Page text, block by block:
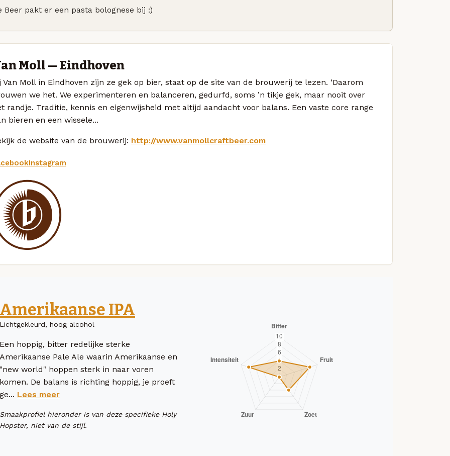
Beer pakt er een pasta bolognese bij :)
Moll — Eindhoven
Van Moll in Eindhoven zijn ze gek op bier, staat op de site van de brouwerij te lezen. ‘Daarom
we het. We experimenteren en balanceren, gedurfd, soms ’n tikje gek, maar nooit over
randje. Traditie, kennis en eigenwijsheid met altijd aandacht voor balans. Een vaste core range
bieren en een wissele...
de website van de brouwerij: http://www.vanmollcraftbeer.com
Instagram
Amerikaanse IPA
Lichtgekleurd, hoog alcohol
Een hoppig, bitter redelijke sterke
Amerikaanse Pale Ale waarin Amerikaanse en
"new world" hoppen sterk in naar voren
komen. De balans is richting hoppig, je proeft
ge... Lees meer
Smaakprofiel hieronder is van deze specifieke Holy
Hopster, niet van de stijl.